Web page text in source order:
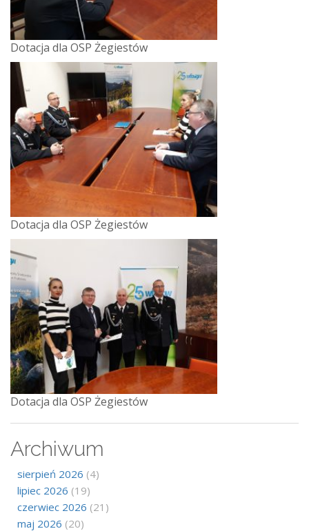
Dotacja dla OSP Żegiestów
Dotacja dla OSP Żegiestów
Dotacja dla OSP Żegiestów
Archiwum
sierpień 2026 (4)
lipiec 2026 (19)
czerwiec 2026 (21)
maj 2026 (20)